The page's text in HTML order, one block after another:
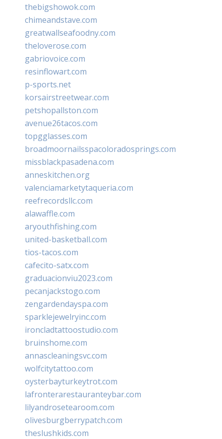
thebigshowok.com
chimeandstave.com
greatwallseafoodny.com
theloverose.com
gabriovoice.com
resinflowart.com
p-sports.net
korsairstreetwear.com
petshopallston.com
avenue26tacos.com
topgglasses.com
broadmoornailsspacoloradosprings.com
missblackpasadena.com
anneskitchen.org
valenciamarketytaqueria.com
reefrecordsllc.com
alawaffle.com
aryouthfishing.com
united-basketball.com
tios-tacos.com
cafecito-satx.com
graduacionviu2023.com
pecanjackstogo.com
zengardendayspa.com
sparklejewelryinc.com
ironcladtattoostudio.com
bruinshome.com
annascleaningsvc.com
wolfcitytattoo.com
oysterbayturkeytrot.com
lafronterarestauranteybar.com
lilyandrosetearoom.com
olivesburgberrypatch.com
theslushkids.com